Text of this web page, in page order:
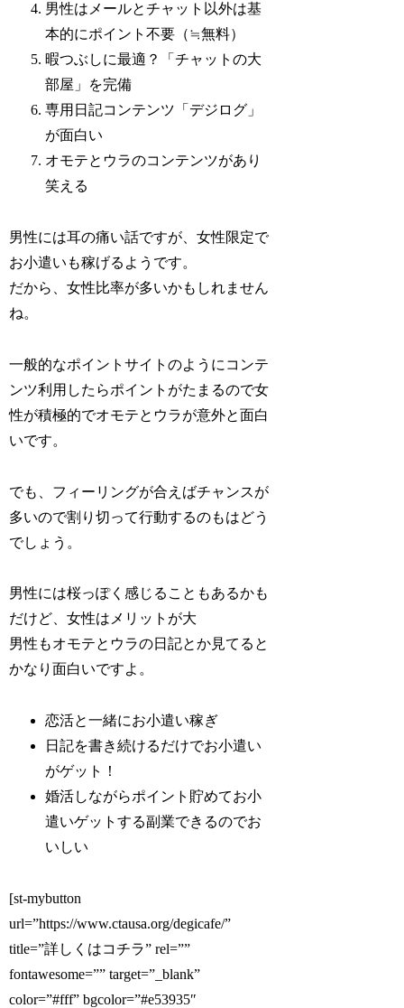
男性はメールとチャット以外は基
本的にポイント不要（≒無料）
暇つぶしに最適？「チャットの大
部屋」を完備
専用日記コンテンツ「デジログ」
が面白い
オモテとウラのコンテンツがあり
笑える
男性には耳の痛い話ですが、女性限定で
お小遣いも稼げるようです。
だから、女性比率が多いかもしれません
ね。
一般的なポイントサイトのようにコンテ
ンツ利用したらポイントがたまるので女
性が積極的でオモテとウラが意外と面白
いです。
でも、フィーリングが合えばチャンスが
多いので割り切って行動するのもはどう
でしょう。
男性には桜っぽく感じることもあるかも
だけど、女性はメリットが大
男性もオモテとウラの日記とか見てると
かなり面白いですよ。
恋活と一緒にお小遣い稼ぎ
日記を書き続けるだけでお小遣い
がゲット！
婚活しながらポイント貯めてお小
遣いゲットする副業できるのでお
いしい
[st-mybutton
url=”https://www.ctausa.org/degicafe/”
title=”詳しくはコチラ” rel=””
fontawesome=”” target=”_blank”
color=”#fff” bgcolor=”#e53935″